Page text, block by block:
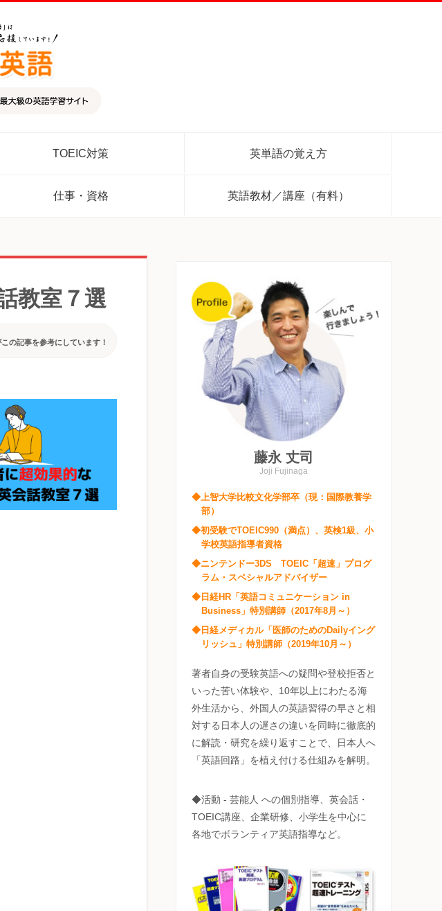
TOEIC対策 英単語の覚え方
仕事・資格 英語教材／講座（有料）
教室７選
この記事を参考にしています！
藤永 丈司
Joji Fujinaga
◆上智大学比較文化学部卒（現：国際教養学
部）
◆初受験でTOEIC990（満点）、英検1級、小
学校英語指導者資格
◆ニンテンドー3DS TOEIC「超速」プログ
ラム・スペシャルアドバイザー
◆日経HR「英語コミュニケーション in
Business」特別講師（2017年8月～）
◆日経メディカル「医師のためのDailyイング
リッシュ」特別講師（2019年10月～）
著者自身の受験英語への疑問や登校拒否と
いった苦い体験や、10年以上にわたる海
外生活から、外国人の英語習得の早さと相
対する日本人の遅さの違いを同時に徹底的
に解読・研究を繰り返すことで、日本人へ
「英語回路」を植え付ける仕組みを解明。
◆活動 - 芸能人 への個別指導、英会話・
TOEIC講座、企業研修、小学生を中心に
各地でボランティア英語指導など。